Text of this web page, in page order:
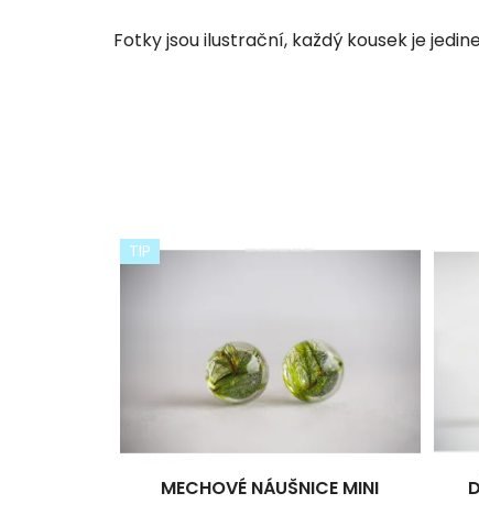
Fotky jsou ilustrační, každý kousek je
TIP
MECHOVÉ NÁUŠNICE MINI